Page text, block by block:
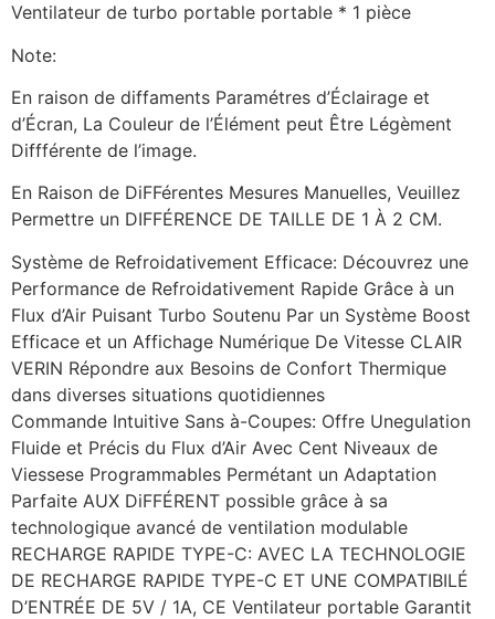
Ventilateur de turbo portable portable * 1 pièce
Note:
En raison de diffaments Paramétres d’Éclairage et
d’Écran, La Couleur de l’Élément peut Être Légèment
Diffférente de l’image.
En Raison de DiFFérentes Mesures Manuelles, Veuillez
Permettre un DIFFÉRENCE DE TAILLE DE 1 À 2 CM.
Système de Refroidativement Efficace: Découvrez une
Performance de Refroidativement Rapide Grâce à un
Flux d’Air Puisant Turbo Soutenu Par un Système Boost
Efficace et un Affichage Numérique De Vitesse CLAIR
VERIN Répondre aux Besoins de Confort Thermique
dans diverses situations quotidiennes
Commande Intuitive Sans à-Coupes: Offre Unegulation
Fluide et Précis du Flux d’Air Avec Cent Niveaux de
Viessese Programmables Permétant un Adaptation
Parfaite AUX DiFFÉRENT possible grâce à sa
technologique avancé de ventilation modulable
RECHARGE RAPIDE TYPE-C: AVEC LA TECHNOLOGIE
DE RECHARGE RAPIDE TYPE-C ET UNE COMPATIBILÉ
D’ENTRÉE DE 5V / 1A, CE Ventilateur portable Garantit